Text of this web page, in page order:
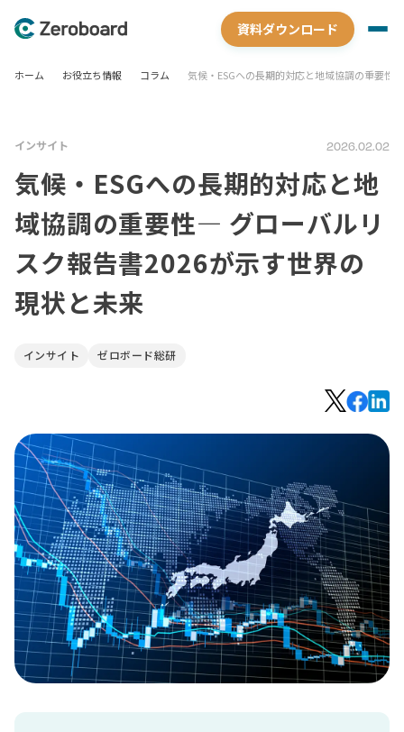
資料ダウンロード
ホーム お役立ち情報 コラム 気候・ESGへの長期的対応と地域協調の重要
インサイト 2026.02.02
気候・ESGへの長期的対応と地
域協調の重要性― グローバルリ
スク報告書2026が示す世界の
現状と未来
インサイト ゼロボード総研